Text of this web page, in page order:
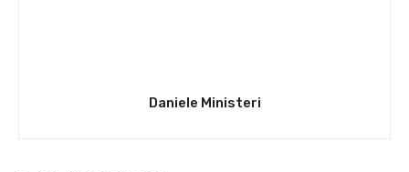
Daniele Ministeri